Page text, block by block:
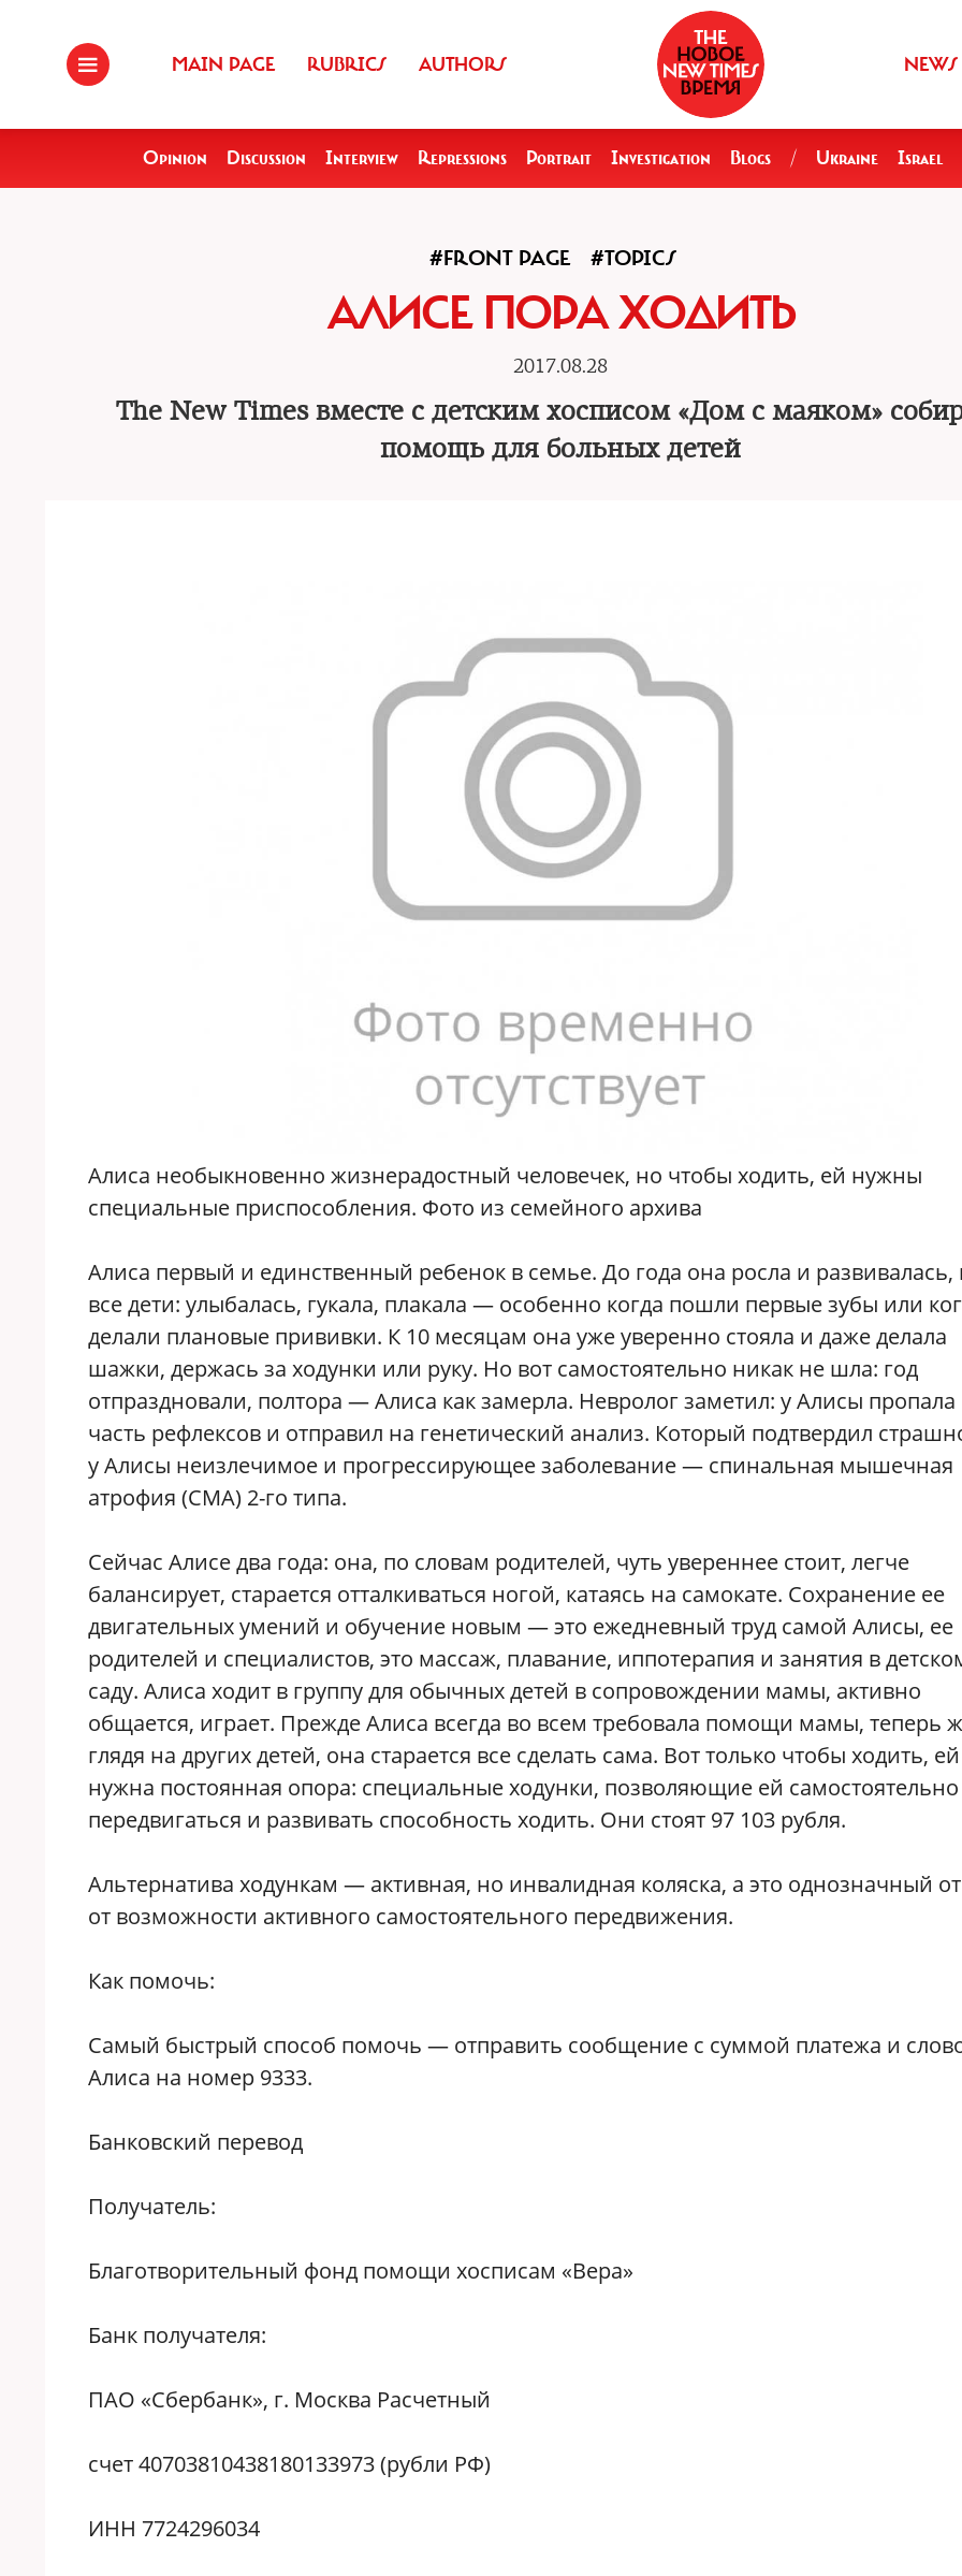
MAIN PAGE RUBRICS AUTHORS NEWS
Opinion Discussion Interview Repressions Portrait Investigation Blogs / Ukraine Israel
#FRONT PAGE #TOPICS
АЛИСЕ ПОРА ХОДИТЬ
2017.08.28
The New Times вместе с детским хосписом «Дом с маяком»
помощь для больных детей
Алиса необыкновенно жизнерадостный человечек, но чтобы ходить, ей нужны
специальные приспособления. Фото из семейного архива
Алиса первый и единственный ребенок в семье. До года она росла и развивалась,
все дети: улыбалась, гукала, плакала — особенно когда пошли первые зубы или
делали плановые прививки. К 10 месяцам она уже уверенно стояла и даже делала
шажки, держась за ходунки или руку. Но вот самостоятельно никак не шла: год
отпраздновали, полтора — Алиса как замерла. Невролог заметил: у Алисы пропала
часть рефлексов и отправил на генетический анализ. Который подтвердил
у Алисы неизлечимое и прогрессирующее заболевание — спинальная мышечная
атрофия (СМА) 2-го типа.
Сейчас Алисе два года: она, по словам родителей, чуть увереннее стоит, легче
балансирует, старается отталкиваться ногой, катаясь на самокате. Сохранение ее
двигательных умений и обучение новым — это ежедневный труд самой Алисы, ее
родителей и специалистов, это массаж, плавание, иппотерапия и занятия в
саду. Алиса ходит в группу для обычных детей в сопровождении мамы, активно
общается, играет. Прежде Алиса всегда во всем требовала помощи мамы, теперь
глядя на других детей, она старается все сделать сама. Вот только чтобы ходить, ей
нужна постоянная опора: специальные ходунки, позволяющие ей самостоятельно
передвигаться и развивать способность ходить. Они стоят 97 103 рубля.
Альтернатива ходункам — активная, но инвалидная коляска, а это однозначный
от возможности активного самостоятельного передвижения.
Как помочь:
Самый быстрый способ помочь — отправить сообщение с суммой платежа и
Алиса на номер 9333.
Банковский перевод
Получатель:
Благотворительный фонд помощи хосписам «Вера»
Банк получателя:
ПАО «Сбербанк», г. Москва Расчетный
счет 40703810438180133973 (рубли РФ)
ИНН 7724296034